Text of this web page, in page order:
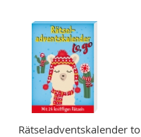
Rätseladventskalender to